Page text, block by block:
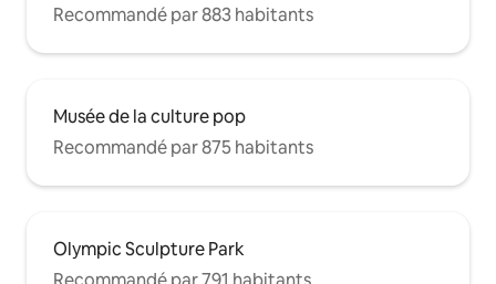
Recommandé par 883 habitants
Musée de la culture pop
Recommandé par 875 habitants
Olympic Sculpture Park